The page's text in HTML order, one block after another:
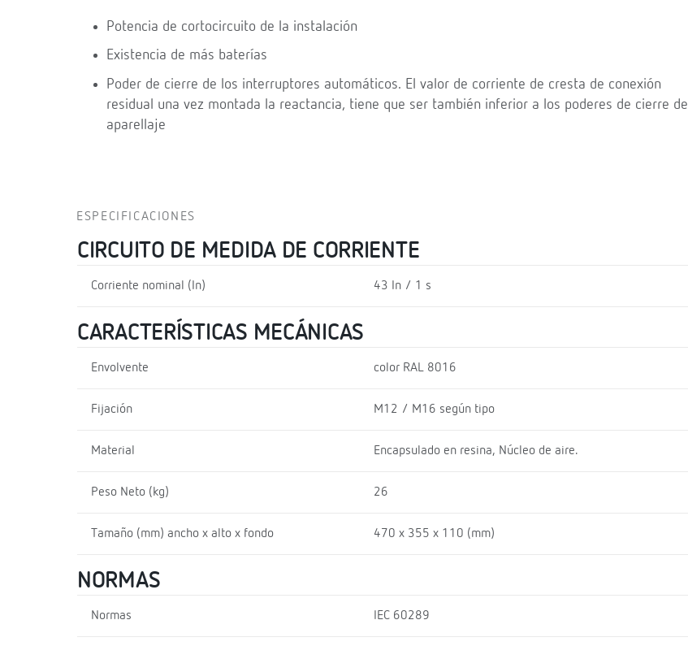
Potencia de cortocircuito de la instalación
Existencia de más baterías
Poder de cierre de los interruptores automáticos. El valor de corriente de cresta de conexión
residual una vez montada la reactancia, tiene que ser también inferior a los poderes de cierre del
aparellaje
ESPECIFICACIONES
CIRCUITO DE MEDIDA DE CORRIENTE
Corriente nominal (In) 43 In / 1 s
CARACTERÍSTICAS MECÁNICAS
Envolvente color RAL 8016
Fijación M12 / M16 según tipo
Material Encapsulado en resina, Núcleo de aire.
Peso Neto (kg) 26
Tamaño (mm) ancho x alto x fondo 470 x 355 x 110 (mm)
NORMAS
Normas IEC 60289